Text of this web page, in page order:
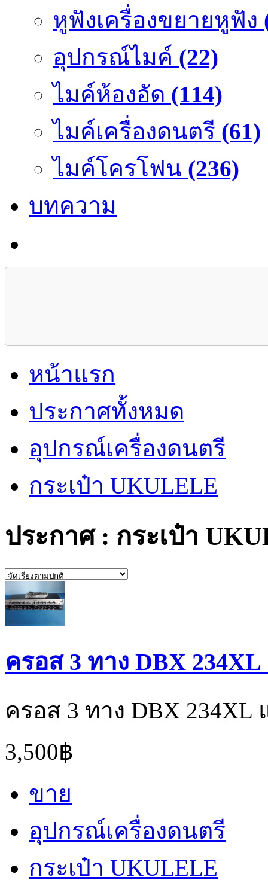
หูฟังเครื่องขยายหูฟัง
อุปกรณ์ไมค์ (22)
ไมค์ห้องอัด (114)
ไมค์เครื่องดนตรี (61)
ไมค์โครโฟน (236)
บทความ
หน้าแรก
ประกาศทั้งหมด
อุปกรณ์เครื่องดนตรี
กระเป๋า UKULELE
ประกาศ : กระเป๋า
ครอส 3 ทาง DBX 234XL
ครอส 3 ทาง DBX 234XL
3,500฿
ขาย
อุปกรณ์เครื่องดนตรี
กระเป๋า UKULELE